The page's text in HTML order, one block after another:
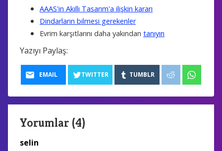
AAAS'in Akıllı Tasarım'a ilişkin kararı
Dindarların bilmesi gerekenler
Evrim karşıtlarını daha yakından tanıyın
Yazıyı Paylaş:
EMAIL TWITTER TUMBLR
Yorumlar (4)
selin